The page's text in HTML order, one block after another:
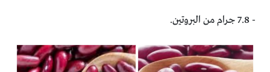
‏- 7.8 جرام من البروتين.‏